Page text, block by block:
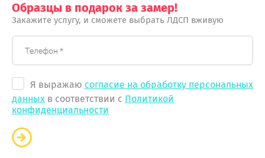
Образцы в подарок за замер!
Закажите услугу, и сможете выбрать ЛДСП вживую
Я выражаю согласие на обработку персональных
данных в соответствии с Политикой
конфиденциальности